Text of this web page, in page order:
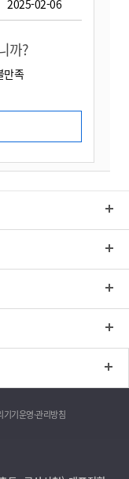
2025-02-06
까?
만족
기운영·관리방침